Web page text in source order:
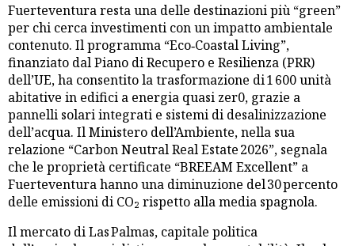
Fuerteventura resta una delle destinazioni più “green”
per chi cerca investimenti con un impatto ambientale
contenuto. Il programma “Eco‑Coastal Living”,
finanziato dal Piano di Recupero e Resilienza (PRR)
dell’UE, ha consentito la trasformazione di 1 600 unità
abitative in edifici a energia quasi zer0, grazie a
pannelli solari integrati e sistemi di desalinizzazione
dell’acqua. Il Ministero dell’Ambiente, nella sua
relazione “Carbon Neutral Real Estate 2026”, segnala
che le proprietà certificate “BREEAM Excellent” a
Fuerteventura hanno una diminuzione del 30 percento
delle emissioni di CO₂ rispetto alla media spagnola.
Il mercato di Las Palmas, capitale politica